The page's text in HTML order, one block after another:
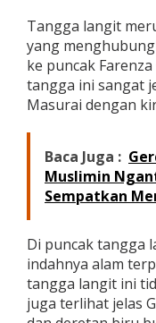
Tangga langit
yang
ke puncak
tangga ini sangat
Masurai dengan
Baca Juga :
Muslimin
Sempatkan
Di puncak tangga
indahnya alam
tangga langit ini
juga terlihat jelas